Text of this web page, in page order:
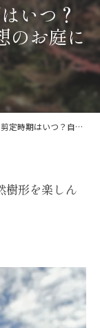
いつ？
のお庭に
？自然樹形を楽しんで理想のお庭に
樹形を楽しん